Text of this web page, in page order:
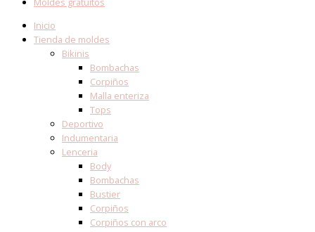
Inicio
Tienda de moldes
Bikinis
Bombachas
Corpiños
Malla enteriza
Tops
Deportivo
Indumentaria
Lenceria
Body
Bombachas
Bustier
Corpiños
Corpiños con arco